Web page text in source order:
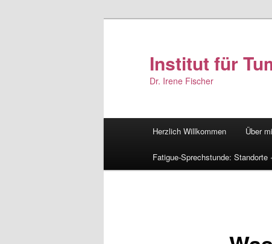
Institut für
Dr. Irene Fischer
Herzlich Willkommen Über
Fatigue-Sprechstunde: Standorte